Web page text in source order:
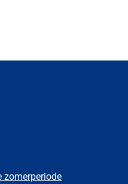
zomerperiode